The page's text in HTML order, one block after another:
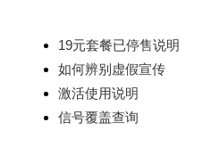
19元套餐已停售说明
如何辨别虚假宣传
激活使用说明
信号覆盖查询